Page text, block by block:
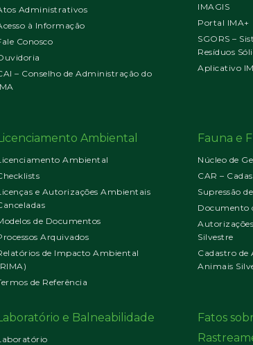
Administrativos
à Informação
Conosco
– Conselho de Administração do
IMAGIS
Portal IMA+
SGORS –
Resíduos
Aplicativo
Ambiental
Ambiental
e Autorizações Ambientais
de Documentos
Arquivados
de Impacto Ambiental
de Referência
Fauna e
Núcleo de
CAR –
Supressão
Documento
Silvestre
Cadastro de
Animais
e Balneabilidade
Fatos